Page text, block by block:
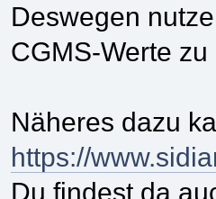
Deswegen
CGMS-Werte
Näheres dazu
https://
Du findest da